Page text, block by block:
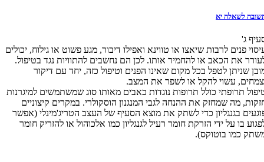
לשאלה יא
ג'
פנים לרבות שיאצו או טווינא ואפילו דיבור, מגע פשוט או גילוח, יכולים
את הכאב או להחמיר אותו. לכן הם נחשבים להתוויות נגד בטיפול.
שניתן לטפל בכל מקום שאינו הפנים וטיפול כזה, יחד עם דיקור
עשוי להקל או לשפר את המצב.
תרופתי כולל תרופות נוגדות כאבים מאותו סוג שמשתמשים למיגרנות
מה שמחזק את ההנחה לגבי המנגנון הוסקולרי. במקרים קיצוניים
בגנגליון כדי לשתק את מוצא הסעיף של העצב הטריג'מינלי (אפשר
בו על ידי הזרקת חומר רעיל לגנגליון כמו אלכוהול או להזריק חומר
כמו בוטוקס).